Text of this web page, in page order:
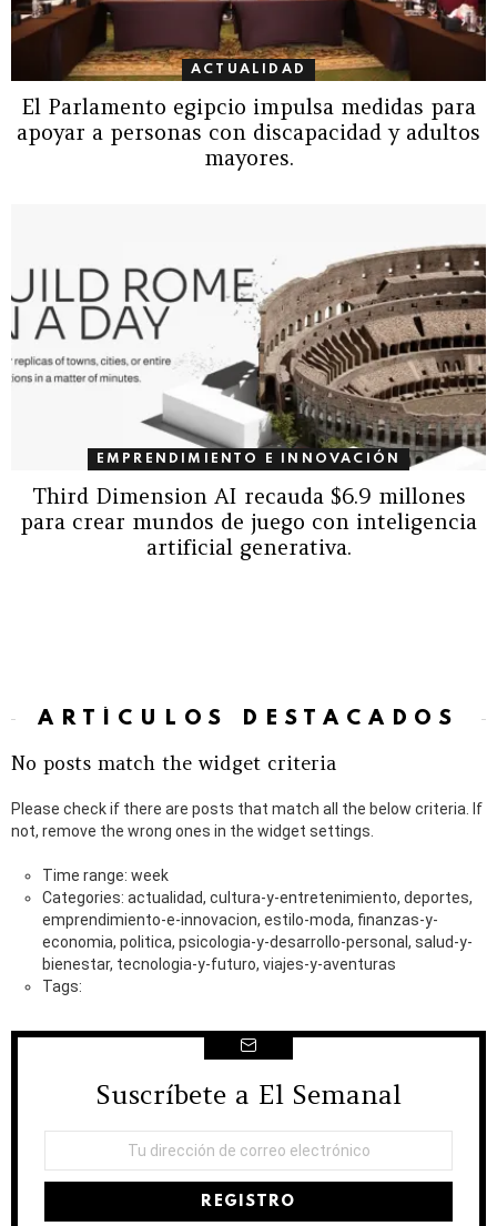
ACTUALIDAD
El Parlamento egipcio impulsa medidas para
apoyar a personas con discapacidad y adultos
mayores.
EMPRENDIMIENTO E INNOVACIÓN
Third Dimension AI recauda $6.9 millones
para crear mundos de juego con inteligencia
artificial generativa.
ARTÍCULOS DESTACADOS
No posts match the widget criteria
Please check if there are posts that match all the below criteria. If
not, remove the wrong ones in the widget settings.
Time range: week
Categories: actualidad, cultura-y-entretenimiento, deportes,
emprendimiento-e-innovacion, estilo-moda, finanzas-y-
economia, politica, psicologia-y-desarrollo-personal, salud-y-
bienestar, tecnologia-y-futuro, viajes-y-aventuras
Tags:
NEWSLETTER
Suscríbete a El Semanal